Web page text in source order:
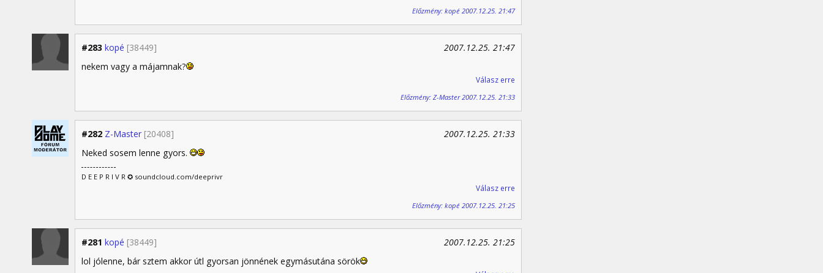
Előzmény: kopé 2007.12.25. 21:47
#283 kopé [38449]
2007.12.25. 21:47
nekem vagy a májamnak?
Válasz erre
Előzmény: Z-Master 2007.12.25. 21:33
#282 Z-Master [20408]
2007.12.25. 21:33
Neked sosem lenne gyors.
D E E P R I V R ✪ soundcloud.com/deeprivr
Válasz erre
Előzmény: kopé 2007.12.25. 21:25
#281 kopé [38449]
2007.12.25. 21:25
lol jólenne, bár sztem akkor útl gyorsan jönnének egymásutána sörök